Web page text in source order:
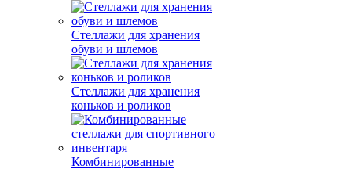
Стеллажи для хранения
обуви и шлемов
Стеллажи для хранения
коньков и роликов
Комбинированные